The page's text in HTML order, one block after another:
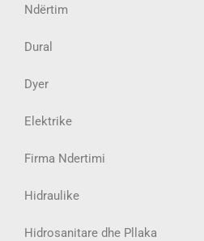
Ndërtim
Dural
Dyer
Elektrike
Firma Ndertimi
Hidraulike
Hidrosanitare dhe Pllaka